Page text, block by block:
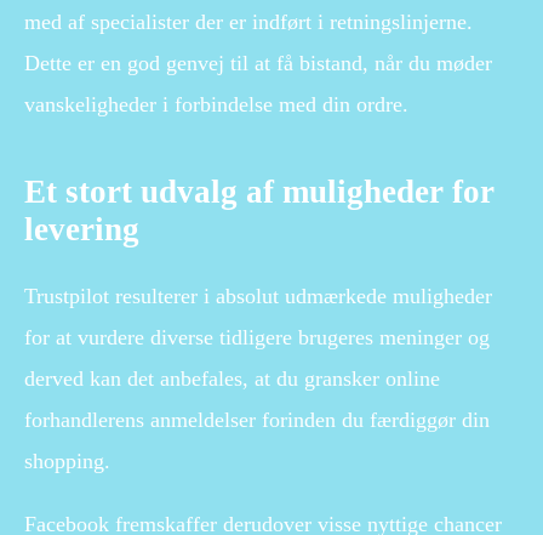
med af specialister der er indført i retningslinjerne.
Dette er en god genvej til at få bistand, når du møder
vanskeligheder i forbindelse med din ordre.
Et stort udvalg af muligheder for
levering
Trustpilot resulterer i absolut udmærkede muligheder
for at vurdere diverse tidligere brugeres meninger og
derved kan det anbefales, at du gransker online
forhandlerens anmeldelser forinden du færdiggør din
shopping.
Facebook fremskaffer derudover visse nyttige chancer